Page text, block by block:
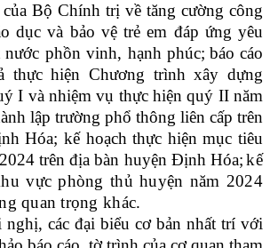
Bộ Chính trị về tăng cường công
dục và bảo vệ trẻ em đáp ứng yêu
nước phồn vinh, hạnh phúc; báo cáo
thực hiện Chương trình xây dựng
I và nhiệm vụ thực hiện quý IInăm
lập trường phổ thông liên cấp trên
Hóa; kế hoạch thực hiện mục tiêu
trên địa bàn huyện Định Hóa; kế
vực phòng thủ huyện năm 2024
quan trọng khác.
nghị, các đại biểu cơ bản nhất trí với